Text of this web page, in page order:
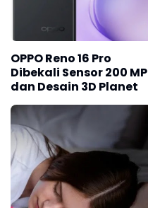
OPPO Reno 16 Pro
Dibekali Sensor 200 MP
dan Desain 3D Planet